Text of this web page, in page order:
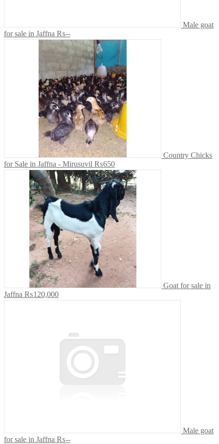
Male goat
for sale in Jaffna ₨--
Country Chicks
for Sale in Jaffna - Mirusuvil ₨650
Goat for sale in
Jaffna ₨120,000
Male goat
for sale in Jaffna ₨--